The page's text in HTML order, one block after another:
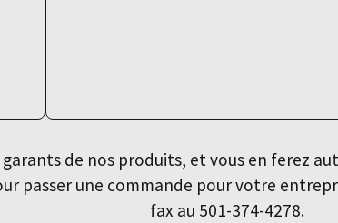
de nos produits, et vous en ferez
passer une commande pour votre
fax au 501-374-4278.